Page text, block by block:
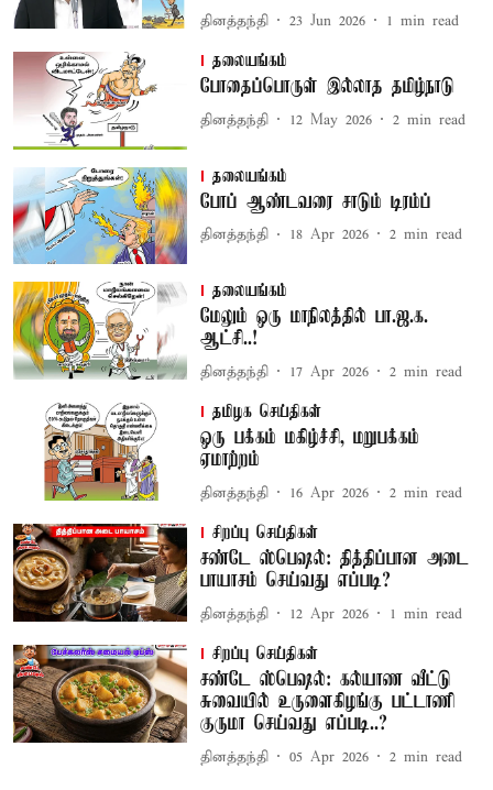
தினத்தந்தி 23 Jun 2026 1 min read
தலையங்கம்
போதைப்பொருள் இல்லாத தமிழ்நாடு
தினத்தந்தி 12 May 2026 2 min read
தலையங்கம்
போப் ஆண்டவரை சாடும் டிரம்ப்
தினத்தந்தி 18 Apr 2026 2 min read
தலையங்கம்
மேலும் ஒரு மாநிலத்தில் பா.ஜ.க.
ஆட்சி..!
தினத்தந்தி 17 Apr 2026 2 min read
தமிழக செய்திகள்
ஒரு பக்கம் மகிழ்ச்சி, மறுபக்கம்
ஏமாற்றம்
தினத்தந்தி 16 Apr 2026 2 min read
சிறப்பு செய்திகள்
சண்டே ஸ்பெஷல்: தித்திப்பான அடை
பாயாசம் செய்வது எப்படி?
தினத்தந்தி 12 Apr 2026 1 min read
சிறப்பு செய்திகள்
சண்டே ஸ்பெஷல்: கல்யாண வீட்டு
சுவையில் உருளைகிழங்கு பட்டாணி
குருமா செய்வது எப்படி..?
தினத்தந்தி 05 Apr 2026 2 min read